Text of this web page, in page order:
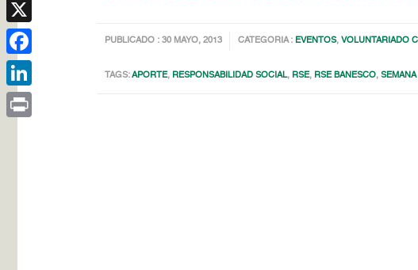
PUBLICADO : 30 MAYO, 2013 CATEGORIA : EVENTOS,VOLUNTARIADO
TAGS:APORTE, RESPONSABILIDAD SOCIAL, RSE, RSE BANESCO,
X
Facebook
LinkedIn